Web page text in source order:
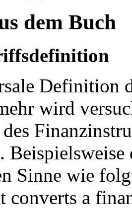
dem Buch
Definition
wird
Sinne wie
converts a